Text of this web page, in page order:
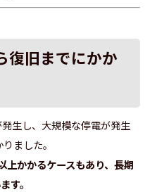
復旧までにかか
生し、大規模な停電が発生
ました。
上かかるケースもあり、長期
す。